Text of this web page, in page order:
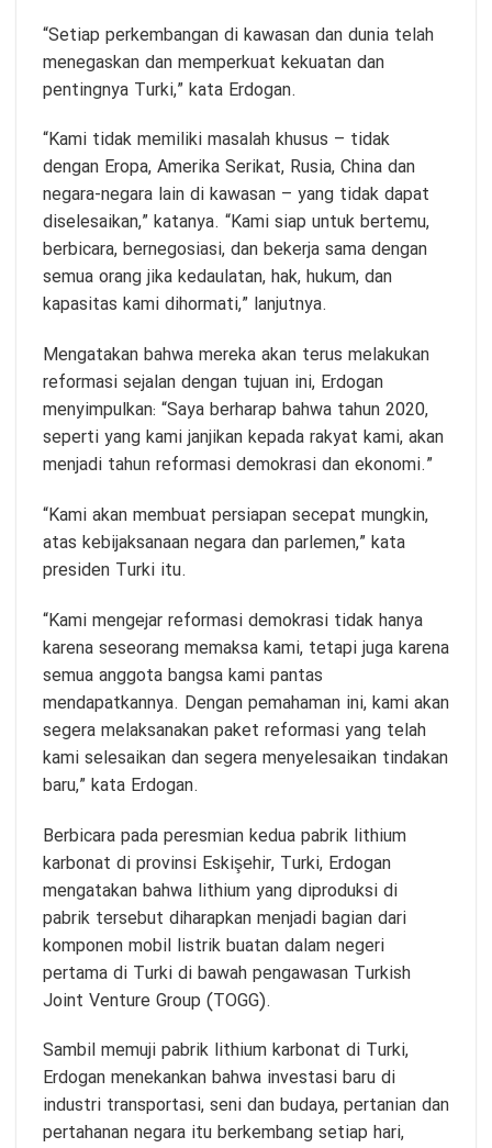
“Setiap perkembangan di kawasan dan dunia telah
menegaskan dan memperkuat kekuatan dan
pentingnya Turki,” kata Erdogan.
“Kami tidak memiliki masalah khusus – tidak
dengan Eropa, Amerika Serikat, Rusia, China dan
negara-negara lain di kawasan – yang tidak dapat
diselesaikan,” katanya. “Kami siap untuk bertemu,
berbicara, bernegosiasi, dan bekerja sama dengan
semua orang jika kedaulatan, hak, hukum, dan
kapasitas kami dihormati,” lanjutnya.
Mengatakan bahwa mereka akan terus melakukan
reformasi sejalan dengan tujuan ini, Erdogan
menyimpulkan: “Saya berharap bahwa tahun 2020,
seperti yang kami janjikan kepada rakyat kami, akan
menjadi tahun reformasi demokrasi dan ekonomi.”
“Kami akan membuat persiapan secepat mungkin,
atas kebijaksanaan negara dan parlemen,” kata
presiden Turki itu.
“Kami mengejar reformasi demokrasi tidak hanya
karena seseorang memaksa kami, tetapi juga karena
semua anggota bangsa kami pantas
mendapatkannya. Dengan pemahaman ini, kami akan
segera melaksanakan paket reformasi yang telah
kami selesaikan dan segera menyelesaikan tindakan
baru,” kata Erdogan.
Berbicara pada peresmian kedua pabrik lithium
karbonat di provinsi Eskişehir, Turki, Erdogan
mengatakan bahwa lithium yang diproduksi di
pabrik tersebut diharapkan menjadi bagian dari
komponen mobil listrik buatan dalam negeri
pertama di Turki di bawah pengawasan Turkish
Joint Venture Group (TOGG).
Sambil memuji pabrik lithium karbonat di Turki,
Erdogan menekankan bahwa investasi baru di
industri transportasi, seni dan budaya, pertanian dan
pertahanan negara itu berkembang setiap hari,